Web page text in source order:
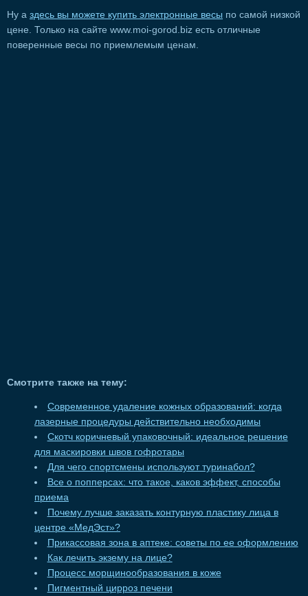
Ну а здесь вы можете купить электронные весы по самой низкой
цене. Только на сайте www.moi-gorod.biz есть отличные
поверенные весы по приемлемым ценам.
Смотрите также на тему:
Современное удаление кожных образований: когда
лазерные процедуры действительно необходимы
Скотч коричневый упаковочный: идеальное решение
для маскировки швов гофротары
Для чего спортсмены используют туринабол?
Все о попперсах: что такое, каков эффект, способы
приема
Почему лучше заказать контурную пластику лица в
центре «МедЭст»?
Прикассовая зона в аптеке: советы по ее оформлению
Как лечить экзему на лице?
Процесс морщинообразования в коже
Пигментный цирроз печени